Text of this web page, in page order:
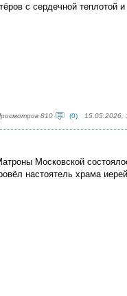
с сердечной теплотой и
810 (0) 15.05.2026,
Московской
настоятель храма иерей